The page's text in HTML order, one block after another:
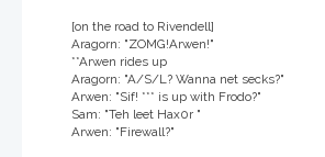
[on the road to Rivendell]
Aragorn: "ZOMG!Arwen!"
**Arwen rides up
Aragorn: "A/S/L? Wanna net secks?"
Arwen: "Sif! *** is up with Frodo?"
Sam: "Teh leet Hax0r "
Arwen: "Firewall?"